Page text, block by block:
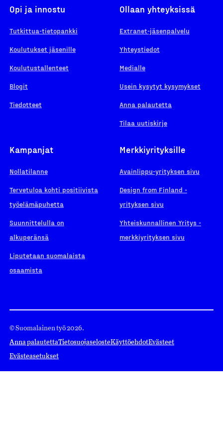
Opi ja innostu
Tutkittua-tietopankki
Koulutukset jäsenille
Koulutustallenteet
Blogit
Tiedotteet
Ollaan yhteyksissä
Extranet-jäsenpalvelu
Yhteystiedot
Medialle
Usein kysytyt kysymykset
Anna palautetta
Tilaa uutiskirje
Kampanjat
Nollatilanne
Tervetuloa kohti positiivista
työelämäpuhetta
Suunnittelulla on
alkuperänsä
Liputetaan suomalaista
osaamista
Merkkiyrityksille
Avainlippu-yrityksen sivu
Design from Finland -
yrityksen sivu
Yhteiskunnallinen Yritys -
merkkiyrityksen sivu
© Suomalainen työ 2026.
Anna palautettaTietosuojaselosteKäyttöehdotEvästeet
Evästeasetukset